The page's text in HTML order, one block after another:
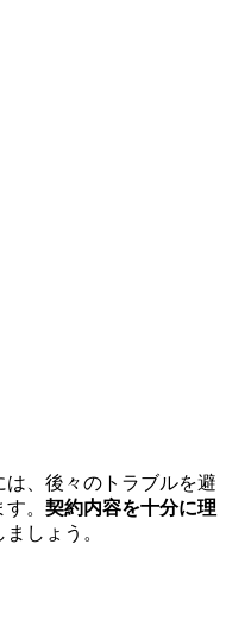
、後々のトラブルを避
。 契約内容を十分に理
ましょう。